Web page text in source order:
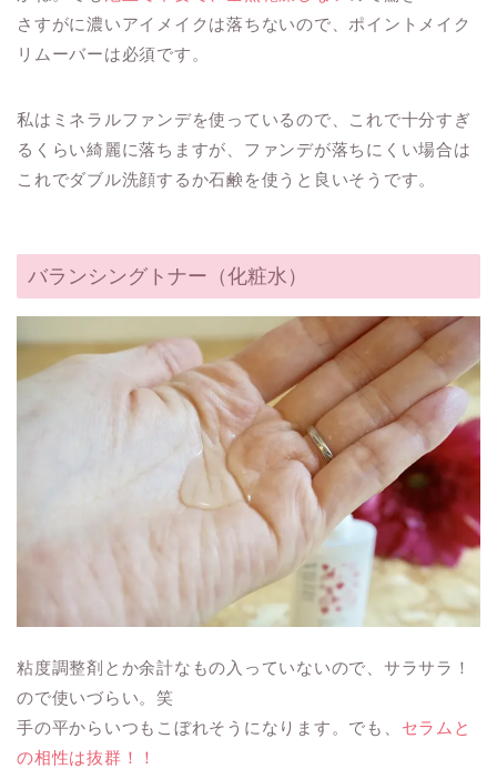
さすがに濃いアイメイクは落ちないので、ポイントメイク
リムーバーは必須です。
私はミネラルファンデを使っているので、これで十分すぎ
るくらい綺麗に落ちますが、ファンデが落ちにくい場合は
これでダブル洗顔するか石鹸を使うと良いそうです。
バランシングトナー（化粧水）
粘度調整剤とか余計なもの入っていないので、サラサラ！
ので使いづらい。笑
手の平からいつもこぼれそうになります。でも、 セラムと
の相性は抜群！！